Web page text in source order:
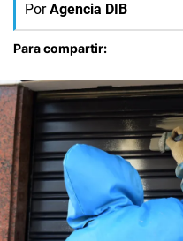
Por Agencia DIB
Para compartir: